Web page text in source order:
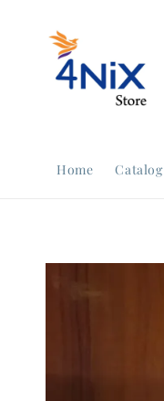
Home Catalog